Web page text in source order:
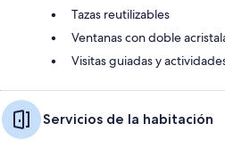
Tazas reutilizables
Ventanas con doble
Visitas guiadas y
Servicios de la habitación